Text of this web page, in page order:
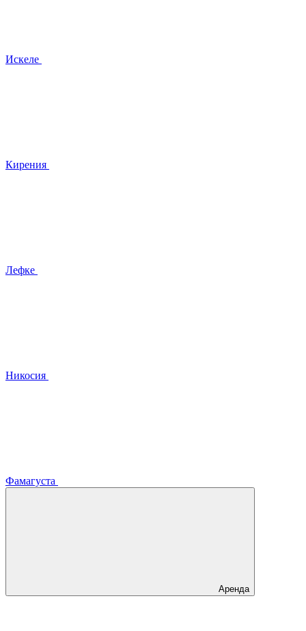
Искеле
Кирения
Лефке
Никосия
Фамагуста
Аренда